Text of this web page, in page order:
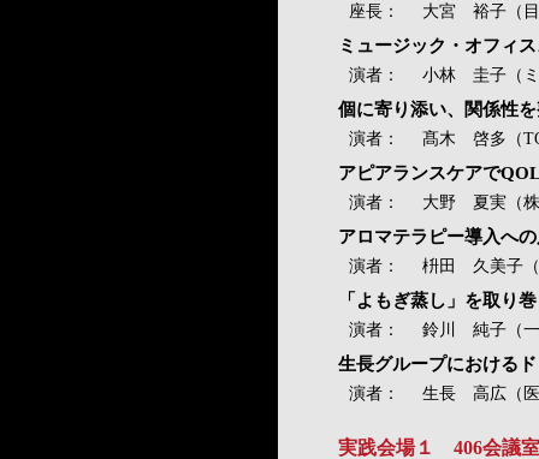
座長： 大宮 裕子（
ミュージック・オフィ
演者： 小林 圭子（ミ
個に寄り添い、関係性
演者： 髙木 啓多（
アピアランスケアで
演者： 大野 夏実（株
アロマテラピー導入へ
演者： 枡田 久美子（
「よもぎ蒸し」を取り
演者： 鈴川 純子（
生長グループにおける
演者： 生長 高広（
実践会場１ 406会議